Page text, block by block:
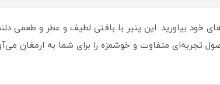
خود بیاورید. این پنیر با بافتی لطیف و عطر و طعمی
تجربه‌ای متفاوت و خوشمزه را برای شما به ارمغان